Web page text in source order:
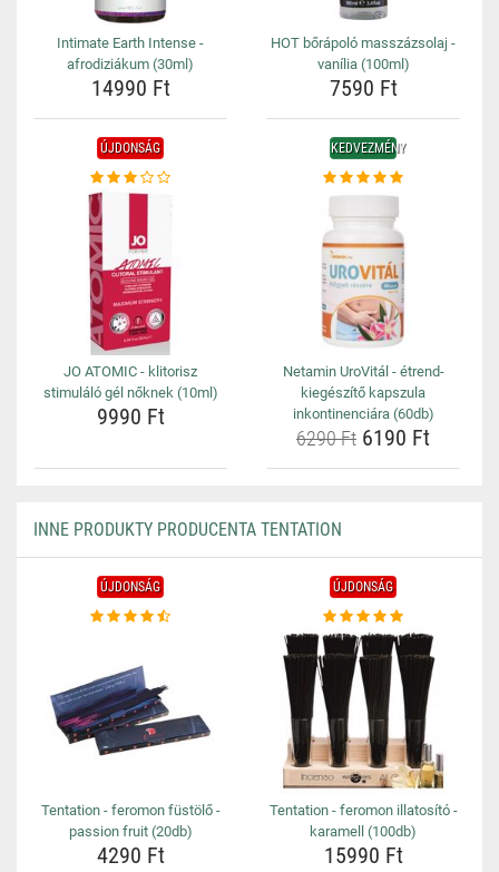
Intimate Earth Intense -
afrodiziákum (30ml)
14990 Ft
HOT bőrápoló masszázsolaj -
vanília (100ml)
7590 Ft
ÚJDONSÁG
JO ATOMIC - klitorisz
stimuláló gél nőknek (10ml)
9990 Ft
KEDVEZMÉNY
Netamin UroVitál - étrend-
kiegészítő kapszula
inkontinenciára (60db)
6290 Ft 6190 Ft
INNE PRODUKTY PRODUCENTA TENTATION
ÚJDONSÁG
Tentation - feromon füstölő -
passion fruit (20db)
4290 Ft
ÚJDONSÁG
Tentation - feromon illatosító -
karamell (100db)
15990 Ft